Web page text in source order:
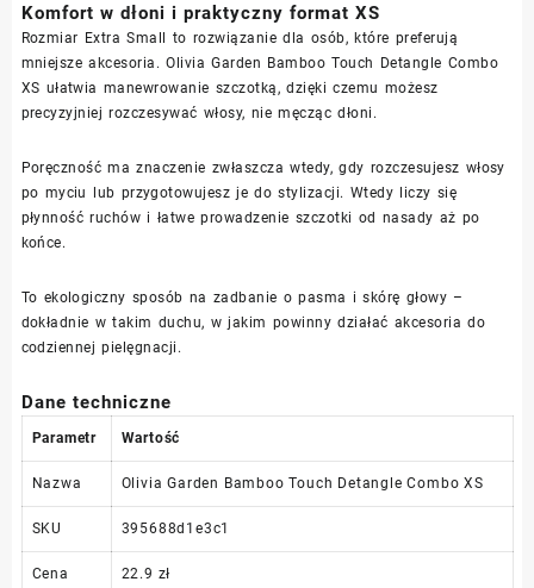
Komfort w dłoni i praktyczny format XS
Rozmiar Extra Small to rozwiązanie dla osób, które preferują
mniejsze akcesoria. Olivia Garden Bamboo Touch Detangle Combo
XS ułatwia manewrowanie szczotką, dzięki czemu możesz
precyzyjniej rozczesywać włosy, nie męcząc dłoni.
Poręczność ma znaczenie zwłaszcza wtedy, gdy rozczesujesz włosy
po myciu lub przygotowujesz je do stylizacji. Wtedy liczy się
płynność ruchów i łatwe prowadzenie szczotki od nasady aż po
końce.
To ekologiczny sposób na zadbanie o pasma i skórę głowy –
dokładnie w takim duchu, w jakim powinny działać akcesoria do
codziennej pielęgnacji.
Dane techniczne
Parametr Wartość
Nazwa Olivia Garden Bamboo Touch Detangle Combo XS
SKU 395688d1e3c1
Cena 22.9 zł